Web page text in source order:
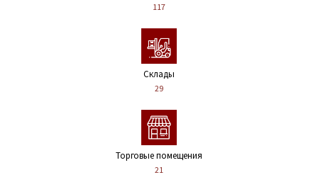
117
Склады
29
Торговые помещения
21